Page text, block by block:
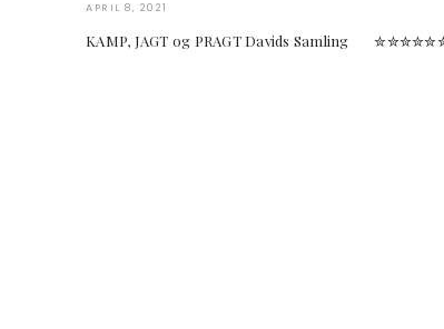
APRIL 8, 2021
KAMP, JAGT og PRAGT Davids Samling